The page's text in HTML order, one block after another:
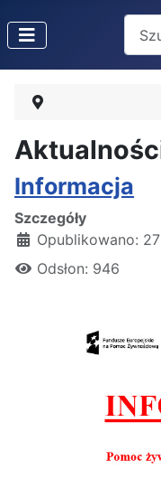
Informacja
Szczegóły
Opublikowano:
Odsłon: 946